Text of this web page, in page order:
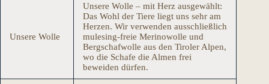
Unsere Wolle
Unsere Wolle – mit Herz ausgewählt:
Das Wohl der Tiere liegt uns sehr am
Herzen. Wir verwenden ausschließlich
mulesing-freie Merinowolle und
Bergschafwolle aus den Tiroler Alpen,
wo die Schafe die Almen frei
beweiden dürfen.